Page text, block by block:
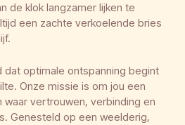
de klok langzamer lijken te
een zachte verkoelende bries
dat optimale ontspanning begint
Onze missie is om jou een
vertrouwen, verbinding en
Genesteld op een weelderig,